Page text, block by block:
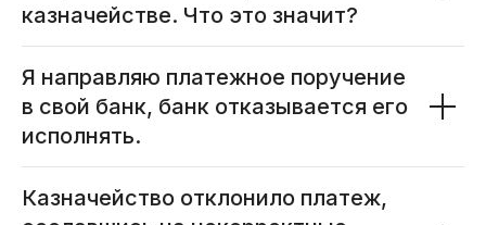
казначействе. Что это значит?
Я направляю платежное поручение
в свой банк, банк отказывается его
исполнять.
Казначейство отклонило платеж,